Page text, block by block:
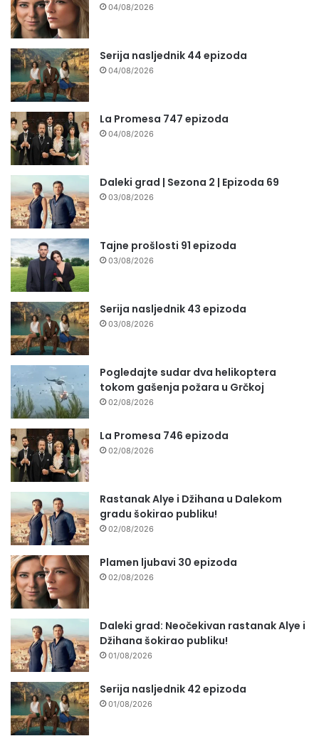
04/08/2026
Serija nasljednik 44 epizoda
04/08/2026
La Promesa 747 epizoda
04/08/2026
Daleki grad | Sezona 2 | Epizoda 69
03/08/2026
Tajne prošlosti 91 epizoda
03/08/2026
Serija nasljednik 43 epizoda
03/08/2026
Pogledajte sudar dva helikoptera
tokom gašenja požara u Grčkoj
02/08/2026
La Promesa 746 epizoda
02/08/2026
Rastanak Alye i Džihana u Dalekom
gradu šokirao publiku!
02/08/2026
Plamen ljubavi 30 epizoda
02/08/2026
Daleki grad: Neočekivan rastanak Alye i
Džihana šokirao publiku!
01/08/2026
Serija nasljednik 42 epizoda
01/08/2026